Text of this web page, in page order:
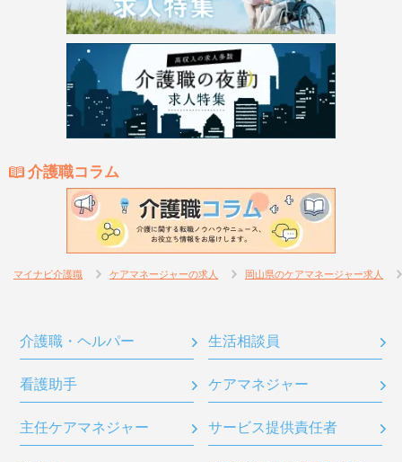
介護職コラム
マイナビ介護職 ケアマネージャーの求人 岡山県のケアマネージャー求人
介護職・ヘルパー 生活相談員
看護助手 ケアマネジャー
主任ケアマネジャー サービス提供責任者